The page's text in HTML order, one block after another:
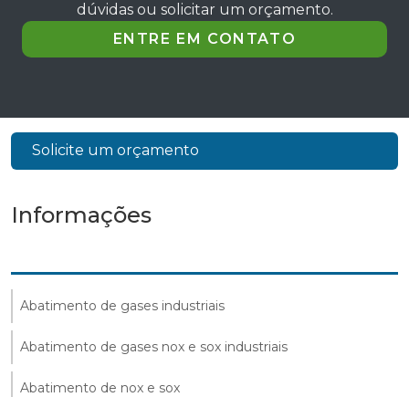
dúvidas ou solicitar um orçamento.
ENTRE EM CONTATO
Solicite um orçamento
Informações
Abatimento de gases industriais
Abatimento de gases nox e sox industriais
Abatimento de nox e sox